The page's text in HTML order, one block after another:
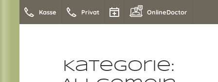
Kasse Privat OnlineDoctor
Kategorie: